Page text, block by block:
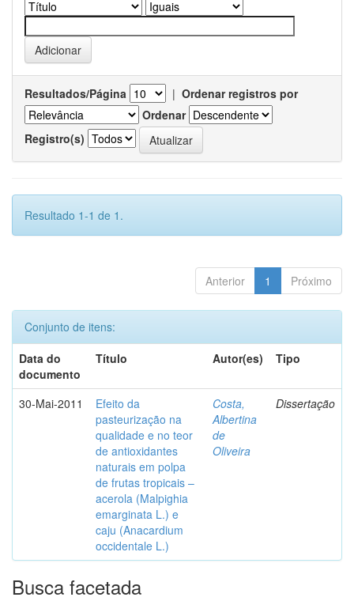
Resultados/Página | Ordenar registros por
Ordenar
Registro(s)
Resultado 1-1 de 1.
Anterior 1 Próximo
Conjunto de itens:
Data do
documento
Título Autor(es) Tipo
30-Mai-2011
Efeito da
pasteurização na
qualidade e no teor
de antioxidantes
naturais em polpa
de frutas tropicais –
acerola (Malpighia
emarginata L.) e
caju (Anacardium
occidentale L.)
Costa,
Albertina
de
Oliveira
Dissertação
Busca facetada